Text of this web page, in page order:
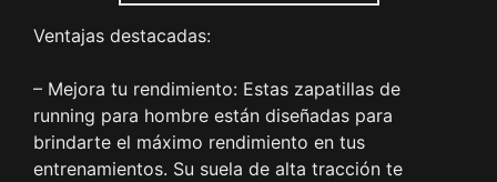
Plataform Sneakers
Ventajas destacadas:
– Mejora tu rendimiento: Estas zapatillas de
running para hombre están diseñadas para
brindarte el máximo rendimiento en tus
entrenamientos. Su suela de alta tracción te